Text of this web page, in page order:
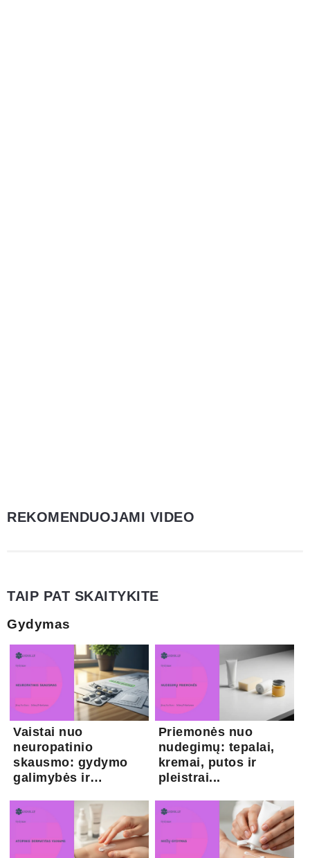
REKOMENDUOJAMI VIDEO
TAIP PAT SKAITYKITE
Gydymas
Vaistai nuo
neuropatinio
skausmo: gydymo
galimybės ir
Priemonės nuo
nudegimų: tepalai,
kremai, putos ir
pleistrai...